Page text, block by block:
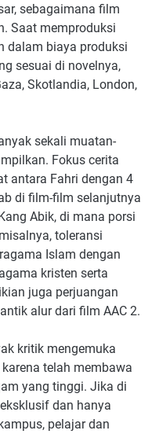
sebagaimana film
Saat memproduksi
dalam biaya produksi
sesuai di novelnya,
Skotlandia, London,
sekali muatan-
Fokus cerita
antara Fahri dengan 4
di film-film selanjutnya
Abik, di mana porsi
toleransi
Islam dengan
kristen serta
juga perjuangan
alur dari film AAC 2.
kritik mengemuka
telah membawa
yang tinggi. Jika di
dan hanya
pelajar dan